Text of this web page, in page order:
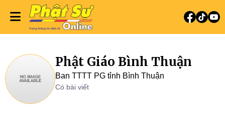
Phật Giáo Bình Thuận
Ban TTTT PG tỉnh Bình Thuận
Có bài viết